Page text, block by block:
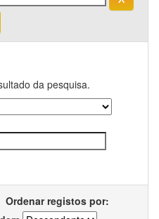
da pesquisa.
Ordenar registos por: